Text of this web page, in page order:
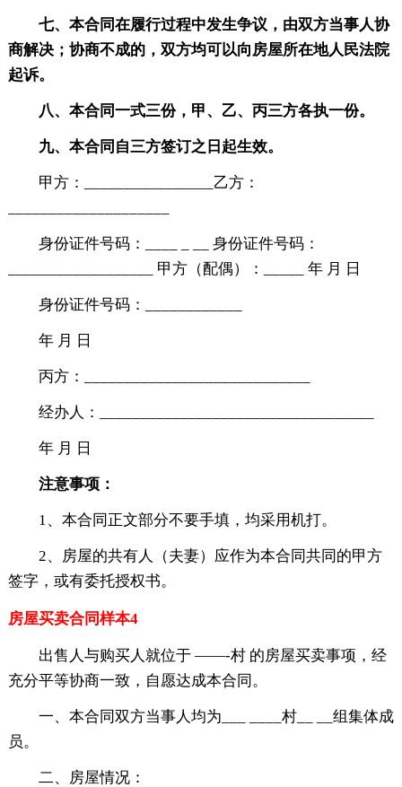
七、本合同在履行过程中发生争议，由双方当事人协
商解决；协商不成的，双方均可以向房屋所在地人民法院
起诉。
八、本合同一式三份，甲、乙、丙三方各执一份。
九、本合同自三方签订之日起生效。
甲方：________________乙方：
身份证件号码：____ _ __ 身份证件号码：
__________________ 甲方（配偶）：_____ 年 月 日
身份证件号码：____________
年 月 日
丙方：____________________________
经办人：__________________________________
年 月 日
注意事项：
1、本合同正文部分不要手填，均采用机打。
2、房屋的共有人（夫妻）应作为本合同共同的甲方
签字，或有委托授权书。
房屋买卖合同样本4
出售人与购买人就位于 ——-村 的房屋买卖事项，经
充分平等协商一致，自愿达成本合同。
一、本合同双方当事人均为___ ____村__ __组集体成
员。
二、房屋情况：